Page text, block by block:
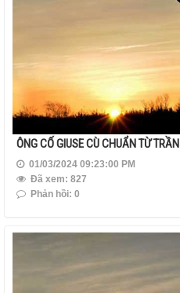
ÔNG CỐ GIUSE CÙ CHUẨN TỪ TRẦN
01/03/2024 09:23:00 PM
Đã xem: 827
Phản hồi: 0